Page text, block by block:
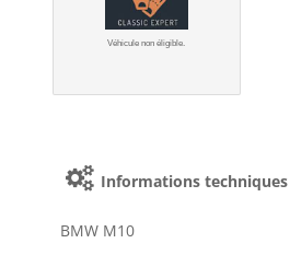
Véhicule non éligible.
Informations techniques
BMW M10